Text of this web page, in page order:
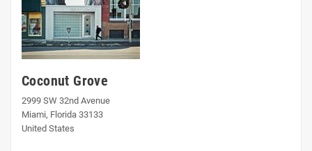
Coconut Grove
2999 SW 32nd Avenue
Miami, Florida 33133
United States